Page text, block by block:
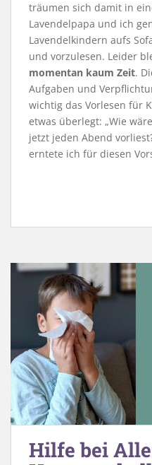
träumen sich damit in
Lavendelpapa und ich
Lavendelkindern aufs
und vorzulesen. Leider
momentan kaum Zeit.
Aufgaben und
wichtig das Vorlesen für
etwas überlegt: „Wie
jetzt jeden Abend
erntete ich für diesen
Hilfe bei